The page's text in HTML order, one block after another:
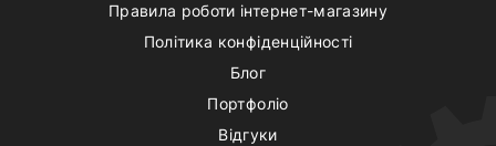
Правила роботи інтернет-магазину
Політика конфіденційності
Блог
Портфоліо
Відгуки